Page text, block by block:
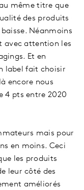
même titre que
des produits
Néanmoins
avec attention les
Et en
label fait choisir
encore nous
4 pts entre 2020
mais pour
en moins. Ceci
les produits
leur côté des
améliorés